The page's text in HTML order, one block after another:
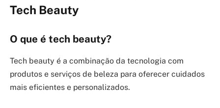
Tech Beauty
O que é tech beauty?
Tech beauty é a combinação da tecnologia com
produtos e serviços de beleza para oferecer cuidados
mais eficientes e personalizados.